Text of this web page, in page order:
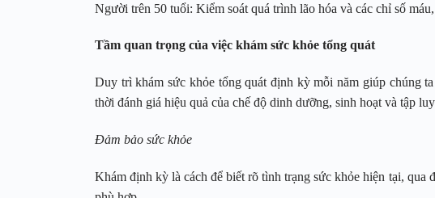
Người trên 50 tuổi: Kiểm soát quá trình lão hóa và các chỉ số
Tầm quan trọng của việc khám sức khỏe tổng quát
Duy trì khám sức khỏe tổng quát định kỳ mỗi năm giúp chúng
thời đánh giá hiệu quả của chế độ dinh dưỡng, sinh hoạt và tập
Đảm bảo sức khỏe
Khám định kỳ là cách để biết rõ tình trạng sức khỏe hiện tại, qua